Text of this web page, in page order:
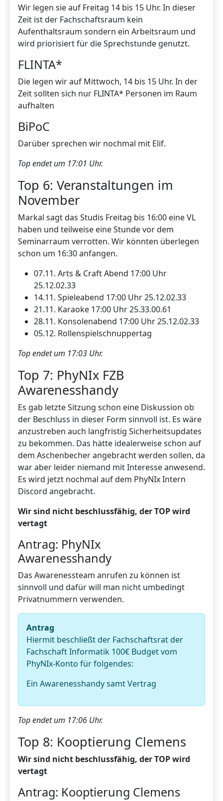
Wir legen sie auf Freitag 14 bis 15 Uhr. In dieser
Zeit ist der Fachschaftsraum kein
Aufenthaltsraum sondern ein Arbeitsraum und
wird priorisiert für die Sprechstunde genutzt.
FLINTA*
Die legen wir auf Mittwoch, 14 bis 15 Uhr. In der
Zeit sollten sich nur FLINTA* Personen im Raum
aufhalten
BiPoC
Darüber sprechen wir nochmal mit Elif.
Top endet um 17:01 Uhr.
Top 6: Veranstaltungen im
November
Markal sagt das Studis Freitag bis 16:00 eine VL
haben und teilweise eine Stunde vor dem
Seminarraum verrotten. Wir könnten überlegen
schon um 16:30 anfangen.
07.11. Arts & Craft Abend 17:00 Uhr
25.12.02.33
14.11. Spieleabend 17:00 Uhr 25.12.02.33
21.11. Karaoke 17:00 Uhr 25.33.00.61
28.11. Konsolenabend 17:00 Uhr 25.12.02.33
05.12. Rollenspielschnuppertag
Top endet um 17:03 Uhr.
Top 7: PhyNIx FZB
Awarenesshandy
Es gab letzte Sitzung schon eine Diskussion ob
der Beschluss in dieser Form sinnvoll ist. Es wäre
anzustreben auch langfristig Sicherheitsupdates
zu bekommen. Das hätte idealerweise schon auf
dem Aschenbecher angebracht werden sollen, da
war aber leider niemand mit Interesse anwesend.
Es wird jetzt nochmal auf dem PhyNIx Intern
Discord angebracht.
Wir sind nicht beschlussfähig, der TOP wird
vertagt
Antrag: PhyNIx
Awarenesshandy
Das Awarenessteam anrufen zu können ist
sinnvoll und dafür will man nicht umbedingt
Privatnummern verwenden.
Antrag
Hiermit beschließt der Fachschaftsrat der
Fachschaft Informatik 100€ Budget vom
PhyNIx-Konto für folgendes:
Ein Awarenesshandy samt Vertrag
Top endet um 17:06 Uhr.
Top 8: Kooptierung Clemens
Wir sind nicht beschlussfähig, der TOP wird
vertagt
Antrag: Kooptierung Clemens